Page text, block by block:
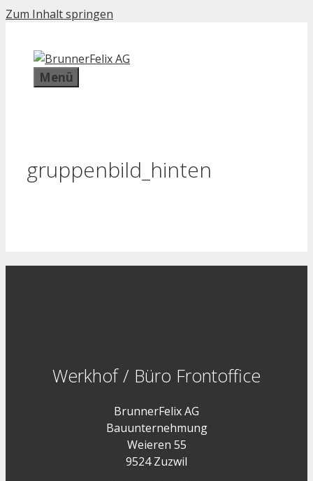
Zum Inhalt springen
Menü
gruppenbild_hinten
Werkhof / Büro Frontoffice
BrunnerFelix AG
Bauunternehmung
Weieren 55
9524 Zuzwil